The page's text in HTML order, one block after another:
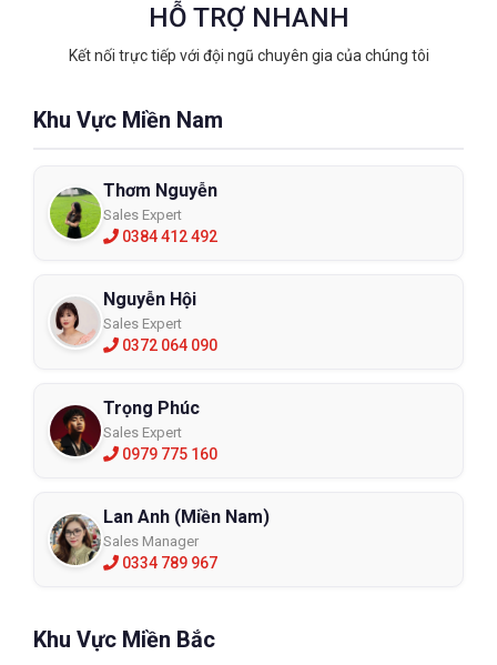
HỖ TRỢ NHANH
Kết nối trực tiếp với đội ngũ chuyên gia của chúng tôi
Khu Vực Miền Nam
Thơm Nguyễn
Sales Expert
0384 412 492
Nguyễn Hội
Sales Expert
0372 064 090
Trọng Phúc
Sales Expert
0979 775 160
Lan Anh (Miền Nam)
Sales Manager
0334 789 967
Khu Vực Miền Bắc